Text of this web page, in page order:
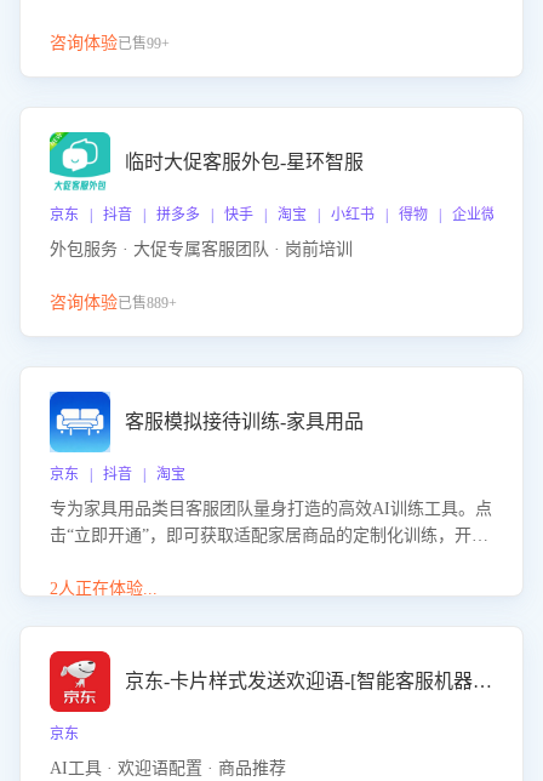
咨询体验已售99+
临时大促客服外包-星环智服
京东 | 抖音 | 拼多多 | 快手 | 淘宝 | 小红书 | 得物 | 企业微信
外包服务 · 大促专属客服团队 · 岗前培训
咨询体验已售889+
客服模拟接待训练-家具用品
京东 | 抖音 | 淘宝
专为家具用品类目客服团队量身打造的高效AI训练工具。点
击“立即开通”，即可获取适配家居商品的定制化训练，开启
能、尺寸参数咨询等高频场景下的专业应对能力。
2人正在体验...
京东-卡片样式发送欢迎语-[智能客服机器人]
京东
AI工具 · 欢迎语配置 · 商品推荐